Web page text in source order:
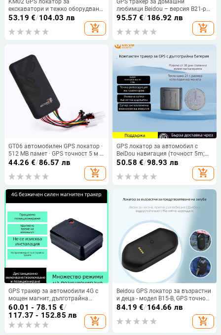
KM02 GPS локатор за
екскаватори и тежко оборудване
– Beidou/GPS позициониране,
точност 3 м, вградена антена,
захранване 9-90 V
53.19 €/104.03 лв
add_shopping_cart
GPS тракер за домашни
любимци Beidou – версия B21-pet,
точност 0–30 м, аларми:
водоустойчив, зареждане Type-C
95.57 €/186.92 лв
add_shopping_cart
GT06 автомобилен GPS локатор ·
512 MB памет · GPS точност 5 м ·
12–24 V DC вход · водоустойчив
44.26 €/86.57 лв
add_shopping_cart
GPS локатор за автомобил с
BeiDou навигация (точност 5m;
памет 1024MB; живот на
батерията 720h; алармени
режими: вибрация, загуба на
Amap карти)
50.58 €/98.93 лв
add_shopping_cart
GPS тракер за автомобили 4G с
мощен магнит, дълготрайна
готовност и защита срещу
кражба, презареждаем безжичен
локатор
60.01 - 78.15 €/
117.37 - 152.85 лв
add_shopping_cart
Beidou GPS локатор за възрастни
и деца - модел B15-B, GPS точност
0-30 м, аларми: вибрация, SOS,
84.19 €/164.66 лв
add_shopping_cart